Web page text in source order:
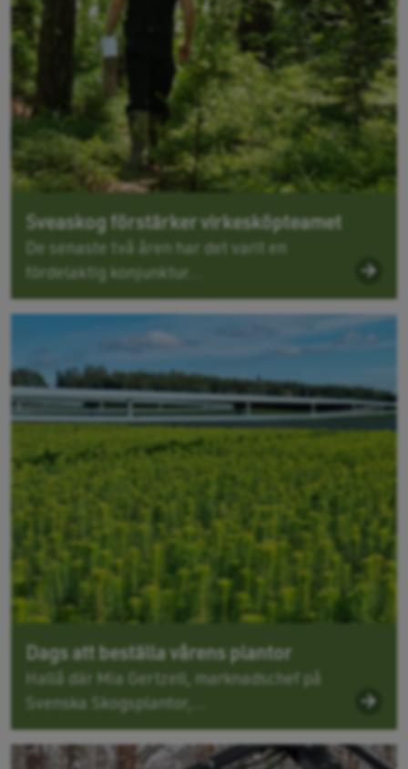
Sveaskog förstärker virkesköpteamet
De senaste två åren har det varit en
fördelaktig konjunktur...
Dags att beställa vårens plantor
Hallå där Mia Gertzell, marknadschef på
Svenska Skogsplantor,...